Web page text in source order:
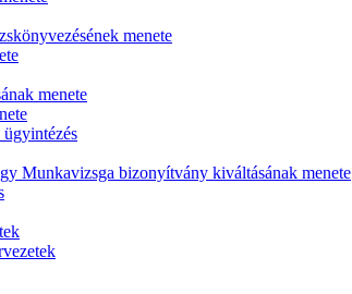
menete
menete
Munkavizsga bizonyítvány kiváltásának menete